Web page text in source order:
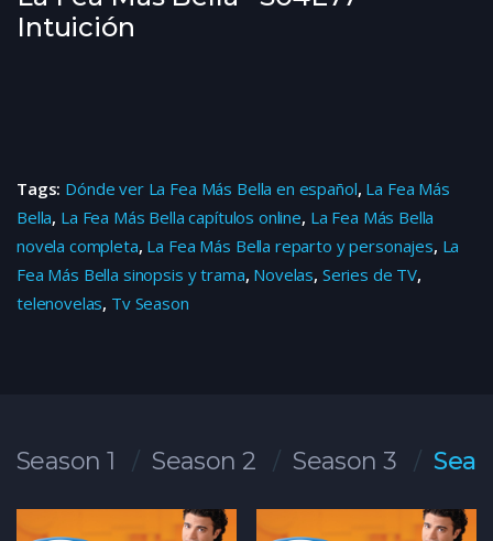
Intuición
Tags: Dónde ver La Fea Más Bella en español, La Fea Más
Bella, La Fea Más Bella capítulos online, La Fea Más Bella
novela completa, La Fea Más Bella reparto y personajes, La
Fea Más Bella sinopsis y trama, Novelas, Series de TV,
telenovelas, Tv Season
Season 1 Season 2 Season 3